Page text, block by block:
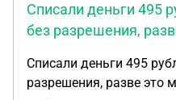
Списали деньги 495
без разрешения,
Списали деньги 495
разрешения, разве это